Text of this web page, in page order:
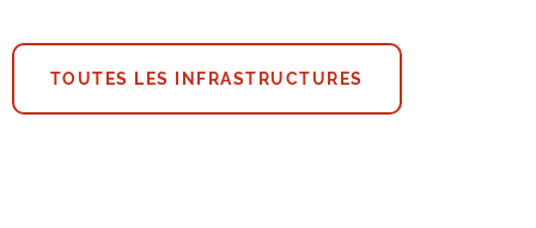
TOUTES LES INFRASTRUCTURES